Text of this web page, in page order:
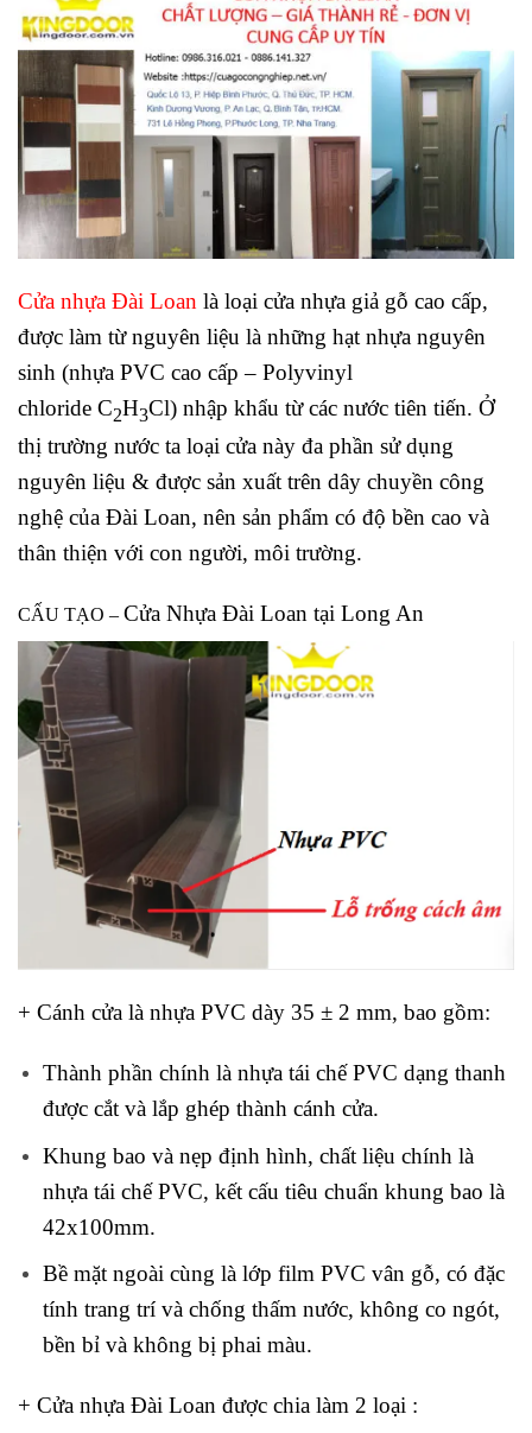
Cửa nhựa Đài Loan là loại cửa nhựa giả gỗ cao cấp,
được làm từ nguyên liệu là những hạt nhựa nguyên
sinh (nhựa PVC cao cấp – Polyvinyl
chloride C2H3Cl) nhập khẩu từ các nước tiên tiến. Ở
thị trường nước ta loại cửa này đa phần sử dụng
nguyên liệu & được sản xuất trên dây chuyền công
nghệ của Đài Loan, nên sản phẩm có độ bền cao và
thân thiện với con người, môi trường.
CẤU TẠO – Cửa Nhựa Đài Loan tại Long An
+ Cánh cửa là nhựa PVC dày 35 ± 2 mm, bao gồm:
Thành phần chính là nhựa tái chế PVC dạng thanh
được cắt và lắp ghép thành cánh cửa.
Khung bao và nẹp định hình, chất liệu chính là
nhựa tái chế PVC, kết cấu tiêu chuẩn khung bao là
42x100mm.
Bề mặt ngoài cùng là lớp film PVC vân gỗ, có đặc
tính trang trí và chống thấm nước, không co ngót,
bền bỉ và không bị phai màu.
+ Cửa nhựa Đài Loan được chia làm 2 loại :